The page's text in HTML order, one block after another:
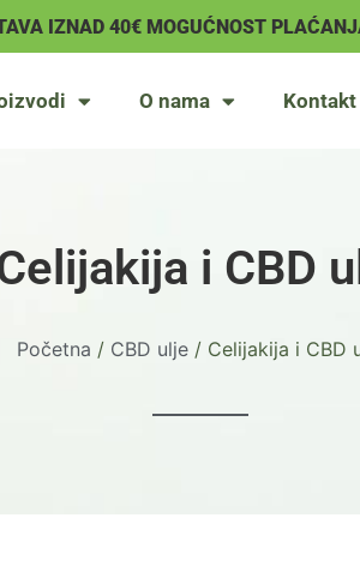
IZNAD 40€ MOGUĆNOST
O nama Kontakt
i CBD
Početna / CBD ulje / Celijakija i CBD